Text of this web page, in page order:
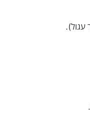
עגול).